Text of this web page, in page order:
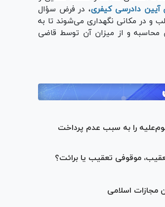
آیین دادرسی کیفری، در فرض سؤال
و در مکانی نگهداری می‌شوند تا به
و از میزان آن توسط قاضی
را به سبب عدم پرداخت
موقوفی تعقیب یا برائت؟